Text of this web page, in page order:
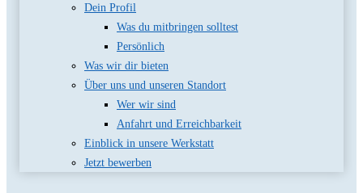
Dein Profil
Was du mitbringen solltest
Persönlich
Was wir dir bieten
Über uns und unseren Standort
Wer wir sind
Anfahrt und Erreichbarkeit
Einblick in unsere Werkstatt
Jetzt bewerben